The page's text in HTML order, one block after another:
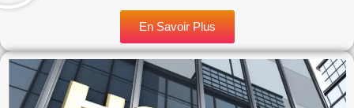
En Savoir Plus